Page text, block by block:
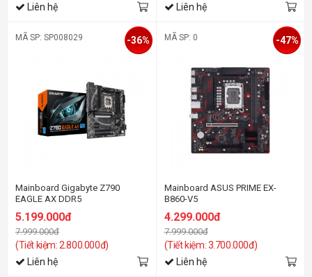
Liên hệ Liên hệ
MÃ SP: SP008029
Mainboard Gigabyte Z790
EAGLE AX DDR5
5.199.000đ
7.999.000đ
(Tiết kiệm: 2.800.000đ)
-36%
Liên hệ
MÃ SP: 0
Mainboard ASUS PRIME EX-
B860-V5
4.299.000đ
7.999.000đ
(Tiết kiệm: 3.700.000đ)
-47%
Liên hệ